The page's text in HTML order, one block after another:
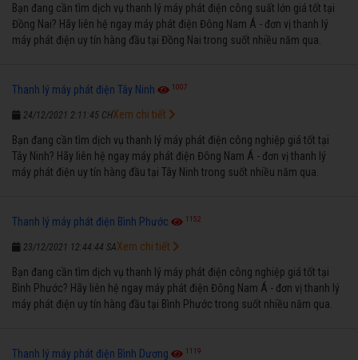
Bạn đang cần tìm dịch vụ thanh lý máy phát điện công suất lớn giá tốt tại
Đồng Nai? Hãy liên hệ ngay máy phát điện Đông Nam Á - đơn vị thanh lý
máy phát điện uy tín hàng đầu tại Đồng Nai trong suốt nhiều năm qua.
Thanh lý máy phát điện Tây Ninh 1007
24/12/2021 2:11:45 CH
Bạn đang cần tìm dịch vụ thanh lý máy phát điện công nghiệp giá tốt tại
Tây Ninh? Hãy liên hệ ngay máy phát điện Đông Nam Á - đơn vị thanh lý
máy phát điện uy tín hàng đầu tại Tây Ninh trong suốt nhiều năm qua.
Xem chi tiết
Thanh lý máy phát điện Bình Phước 1152
23/12/2021 12:44:44 SA
Bạn đang cần tìm dịch vụ thanh lý máy phát điện công nghiệp giá tốt tại
Bình Phước? Hãy liên hệ ngay máy phát điện Đông Nam Á - đơn vị thanh lý
máy phát điện uy tín hàng đầu tại Bình Phước trong suốt nhiều năm qua.
Xem chi tiết
Thanh lý máy phát điện Bình Dương 1119